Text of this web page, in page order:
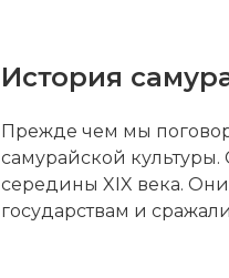
История
Прежде чем мы
самурайской
середины XIX века.
государствам и